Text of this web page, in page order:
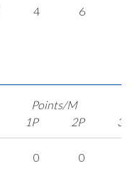
4 6
Points/M
1P 2P 3P
0 0